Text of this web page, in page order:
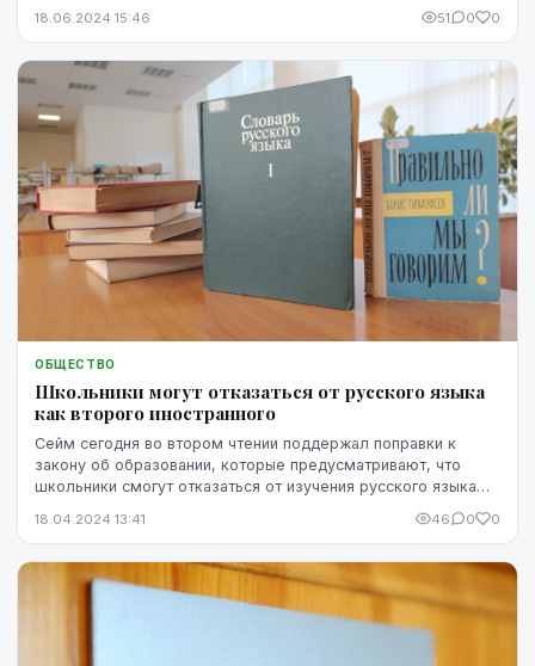
18.06.2024 15:46 51 0 0
ОБЩЕСТВО
Школьники могут отказаться от русского языка
как второго иностранного
Сейм сегодня во втором чтении поддержал поправки к
закону об образовании, которые предусматривают, что
школьники смогут отказаться от изучения русского языка
18.04.2024 13:41 46 0 0